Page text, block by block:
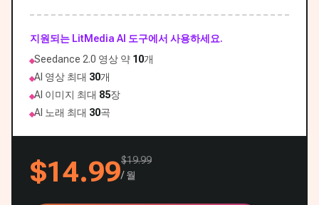
지원되는 LitMedia AI 도구에서 사용하세요.
Seedance 2.0 영상 약 10개
AI 영상 최대 30개
AI 이미지 최대 85장
AI 노래 최대 30곡
$14.99$19.99
/ 월